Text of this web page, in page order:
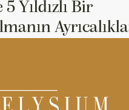
5 Yıldızlı Bir